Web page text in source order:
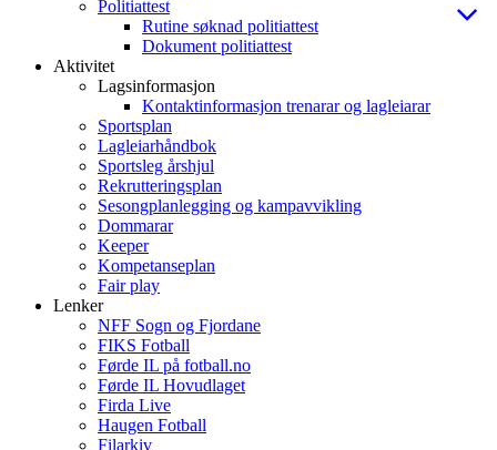
Politiattest
Rutine søknad politiattest
Dokument politiattest
Aktivitet
Lagsinformasjon
Kontaktinformasjon trenarar og lagleiarar
Sportsplan
Lagleiarhåndbok
Sportsleg årshjul
Rekrutteringsplan
Sesongplanlegging og kampavvikling
Dommarar
Keeper
Kompetanseplan
Fair play
Lenker
NFF Sogn og Fjordane
FIKS Fotball
Førde IL på fotball.no
Førde IL Hovudlaget
Firda Live
Haugen Fotball
Filarkiv